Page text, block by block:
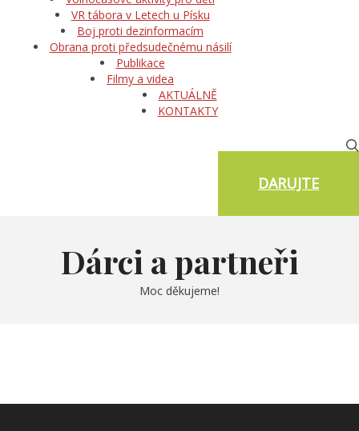
VR tábora v Letech u Písku
Boj proti dezinformacím
Obrana proti předsudečnému násilí
Publikace
Filmy a videa
AKTUÁLNĚ
KONTAKTY
DARUJTE
Dárci a partneři
Moc děkujeme!